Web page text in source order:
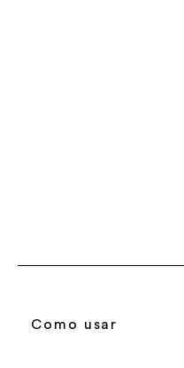
Como usar